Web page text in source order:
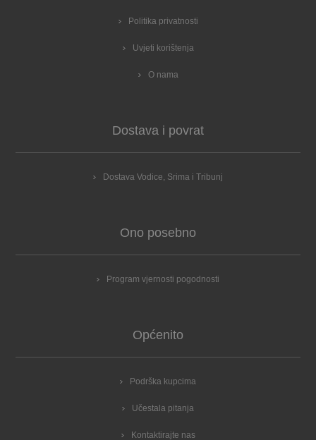
Politika privatnosti
Uvjeti korištenja
O nama
Dostava i povrat
Dostava Vodice, Srima i Tribunj
Ono posebno
Program vjernosti pogodnosti
Općenito
Podrška kupcima
Učestala pitanja
Kontaktirajte nas